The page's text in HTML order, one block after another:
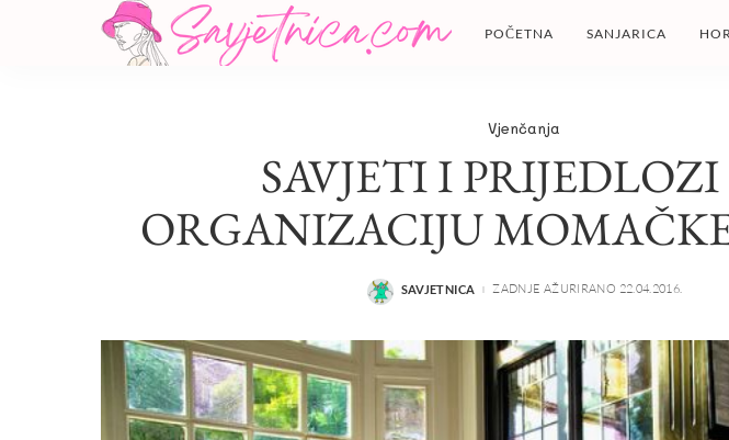
POČETNA SANJARICA
Vjenčanja
SAVJETI I
ORGANIZACIJU
POSTED
SAVJETNICA ZADNJE AŽURIRANO 22.04.2016.